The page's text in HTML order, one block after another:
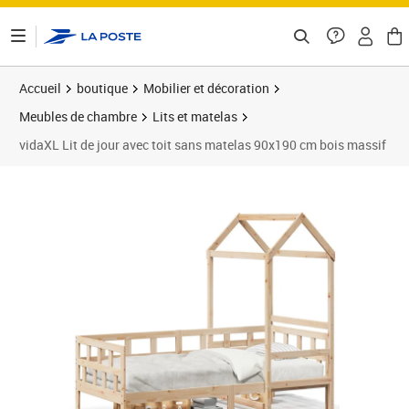
Accueil boutique
Mobilier et décoration
Meubles de chambre
Lits et matelas
vidaXL Lit de jour avec toit sans matelas 90x190 cm bois massif